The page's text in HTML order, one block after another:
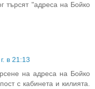
търсят "адреса на Бойко
в 21:13
на адреса на Бойко
с кабинета и килията.